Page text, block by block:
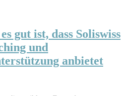
gut ist, dass Soliswiss
und
anbietet